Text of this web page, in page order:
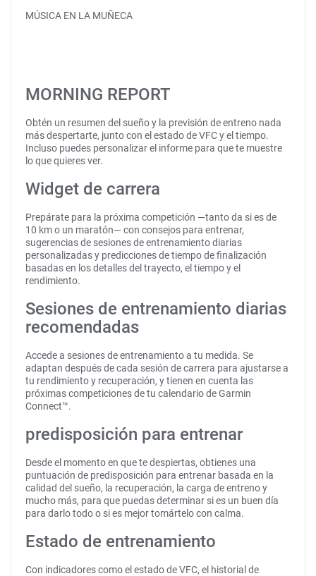
MÚSICA EN LA MUÑECA
MORNING REPORT
Obtén un resumen del sueño y la previsión de entreno nada
más despertarte, junto con el estado de VFC y el tiempo.
Incluso puedes personalizar el informe para que te muestre
lo que quieres ver.
Widget de carrera
Prepárate para la próxima competición —tanto da si es de
10 km o un maratón— con consejos para entrenar,
sugerencias de sesiones de entrenamiento diarias
personalizadas y predicciones de tiempo de finalización
basadas en los detalles del trayecto, el tiempo y el
rendimiento.
Sesiones de entrenamiento diarias
recomendadas
Accede a sesiones de entrenamiento a tu medida. Se
adaptan después de cada sesión de carrera para ajustarse a
tu rendimiento y recuperación, y tienen en cuenta las
próximas competiciones de tu calendario de Garmin
Connect™.
predisposición para entrenar
Desde el momento en que te despiertas, obtienes una
puntuación de predisposición para entrenar basada en la
calidad del sueño, la recuperación, la carga de entreno y
mucho más, para que puedas determinar si es un buen día
para darlo todo o si es mejor tomártelo con calma.
Estado de entrenamiento
Con indicadores como el estado de VFC, el historial de